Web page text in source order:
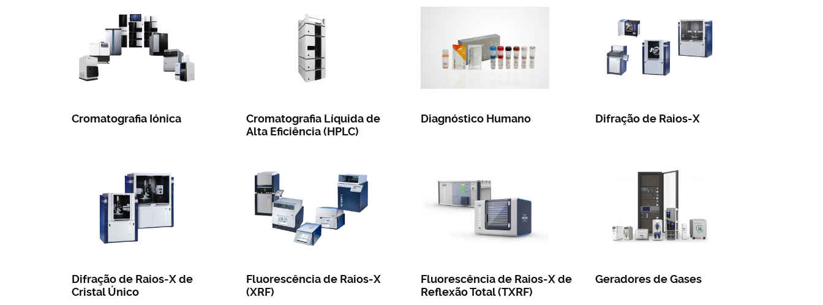
Cromatografia Iónica
Cromatografia Líquida de
Alta Eficiência (HPLC)
Diagnóstico Humano Difração de Raios-X
Difração de Raios-X de
Cristal Único
Fluorescência de Raios-X
(XRF)
Fluorescência de Raios-X de
Reflexão Total (TXRF)
Geradores de Gases